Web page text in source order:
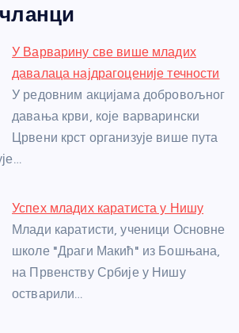
er at
s
A
p
p
a
g
e
e
st
e
У Варварину све више младих
давалаца најдрагоценије течности
У редовним акцијама добровољног
давања крви, које варварински
Црвени крст организује више пута
Успех младих каратиста у Нишу
Млади каратисти, ученици Основне
школе "Драги Макић" из Бошњана,
на Првенству Србије у Нишу
остварили…